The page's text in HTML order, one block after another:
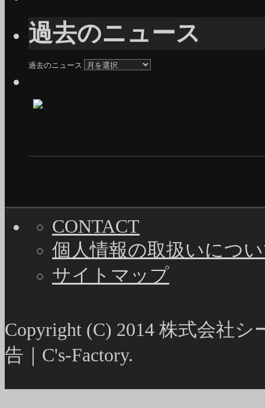
過去のニュース
過去のニュース
CONTACT
個人情報の取扱いにつ
サイトマップ
Copyright (C) 2014 株式会社
告｜C's-Factory.